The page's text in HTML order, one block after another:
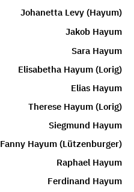
Johanetta Levy (Hayum)
Jakob Hayum
Sara Hayum
Elisabetha Hayum (Lorig)
Elias Hayum
Therese Hayum (Lorig)
Siegmund Hayum
Fanny Hayum (Lützenburger)
Raphael Hayum
Ferdinand Hayum